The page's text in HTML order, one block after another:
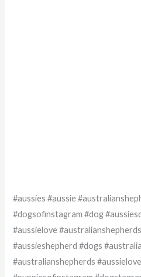
#aussies #aussie
#dogsofinstagram #dog
#aussielove
#aussieshepherd #dogs
#australianshepherds